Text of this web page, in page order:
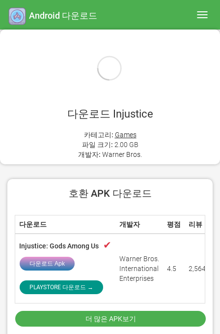
Android 다운로드
다운로드 Injustice
카테고리: Games
파일 크기: 2.00 GB
개발자: Warner Bros.
호환 APK 다운로드
다운로드 개발자 평점 리뷰
Injustice: Gods Among Us ✔
다운로드 Apk
PLAYSTORE 다운로드 →
Warner Bros.
International
Enterprises
4.5 2,564,046
더 많은 APK보기